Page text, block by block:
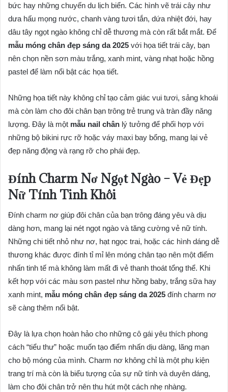
bức hay những chuyến du lịch biển. Các hình vẽ trái cây như
dưa hấu mọng nước, chanh vàng tươi tắn, dứa nhiệt đới, hay
dâu tây ngọt ngào không chỉ dễ thương mà còn rất bắt mắt. Để
mẫu móng chân đẹp sáng da 2025 với họa tiết trái cây, bạn
nên chọn nền sơn màu trắng, xanh mint, vàng nhạt hoặc hồng
pastel để làm nổi bật các họa tiết.
Những họa tiết này không chỉ tạo cảm giác vui tươi, sảng khoái
mà còn làm cho đôi chân bạn trông trẻ trung và tràn đầy năng
lượng. Đây là một mẫu nail chân lý tưởng để phối hợp với
những bộ bikini rực rỡ hoặc váy maxi bay bổng, mang lại vẻ
đẹp năng động và rạng rỡ cho phái đẹp.
Đính Charm Nơ Ngọt Ngào – Vẻ Đẹp
Nữ Tính Tinh Khôi
Đính charm nơ giúp đôi chân của bạn trông đáng yêu và dịu
dàng hơn, mang lại nét ngọt ngào và tăng cường vẻ nữ tính.
Những chi tiết nhỏ như nơ, hạt ngọc trai, hoặc các hình dáng dễ
thương khác được đính tỉ mỉ lên móng chân tạo nên một điểm
nhấn tinh tế mà không làm mất đi vẻ thanh thoát tổng thể. Khi
kết hợp với các màu sơn pastel như hồng baby, trắng sữa hay
xanh mint, mẫu móng chân đẹp sáng da 2025 đính charm nơ
sẽ càng thêm nổi bật.
Đây là lựa chọn hoàn hảo cho những cô gái yêu thích phong
cách “tiểu thư” hoặc muốn tạo điểm nhấn dịu dàng, lãng mạn
cho bộ móng của mình. Charm nơ không chỉ là một phụ kiện
trang trí mà còn là biểu tượng của sự nữ tính và duyên dáng,
làm cho đôi chân trở nên thu hút một cách nhẹ nhàng.